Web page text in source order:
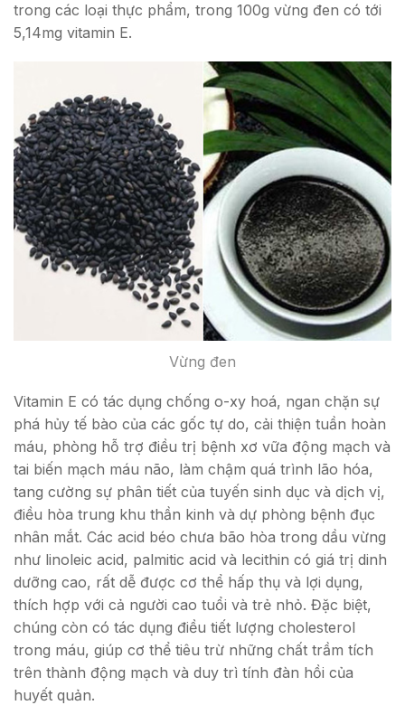
trong các loại thực phẩm, trong 100g vừng đen có tới
5,14mg vitamin E.
Vừng đen
Vitamin E có tác dụng chống o-xy hoá, ngan chặn sự
phá hủy tế bào của các gốc tự do, cải thiện tuần hoàn
máu, phòng hỗ trợ điều trị bệnh xơ vữa động mạch và
tai biến mạch máu não, làm chậm quá trình lão hóa,
tang cường sự phân tiết của tuyến sinh dục và dịch vị,
điều hòa trung khu thần kinh và dự phòng bệnh đục
nhân mắt. Các acid béo chưa bão hòa trong dầu vừng
như linoleic acid, palmitic acid và lecithin có giá trị dinh
dưỡng cao, rất dễ được cơ thể hấp thụ và lợi dụng,
thích hợp với cả người cao tuổi và trẻ nhỏ. Đặc biệt,
chúng còn có tác dụng điều tiết lượng cholesterol
trong máu, giúp cơ thể tiêu trừ những chất trầm tích
trên thành động mạch và duy trì tính đàn hồi của
huyết quản.